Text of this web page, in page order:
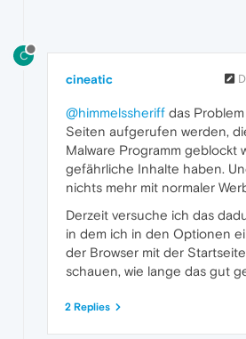
C
cineatic
@himmelssheriff das
Seiten aufgerufen werden,
Malware Programm geblockt
gefährliche Inhalte haben.
nichts mehr mit normaler
Derzeit versuche ich das
in dem ich in den Optionen
der Browser mit der
schauen, wie lange das gut
2 Replies